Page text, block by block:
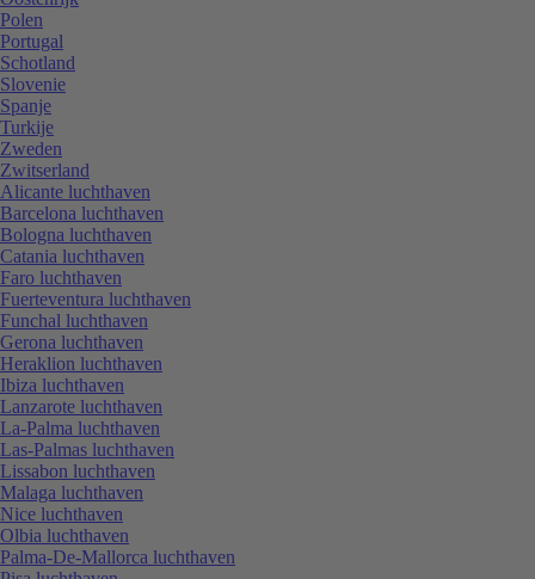
Polen
Portugal
Schotland
Slovenie
Spanje
Turkije
Zweden
Zwitserland
Alicante luchthaven
Barcelona luchthaven
Bologna luchthaven
Catania luchthaven
Faro luchthaven
Fuerteventura luchthaven
Funchal luchthaven
Gerona luchthaven
Heraklion luchthaven
Ibiza luchthaven
Lanzarote luchthaven
La-Palma luchthaven
Las-Palmas luchthaven
Lissabon luchthaven
Malaga luchthaven
Nice luchthaven
Olbia luchthaven
Palma-De-Mallorca luchthaven